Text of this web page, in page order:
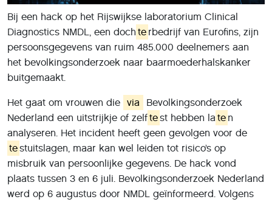
Bij een hack op het Rijswijkse laboratorium Clinical
Diagnostics NMDL, een doch te rbedrijf van Eurofins, zijn
persoonsgegevens van ruim 485.000 deelnemers aan
het bevolkingsonderzoek naar baarmoederhalskanker
buitgemaakt.
Het gaat om vrouwen die via
Bevolkingsonderzoek
Nederland een uitstrijkje of zelftest hebben la te n
analyseren. Het incident heeft geen gevolgen voor de
testuitslagen, maar kan wel leiden tot risico’s op
misbruik van persoonlijke gegevens. De hack vond
plaats tussen 3 en 6 juli. Bevolkingsonderzoek Nederland
werd op 6 augustus door NMDL geïnformeerd. Volgens